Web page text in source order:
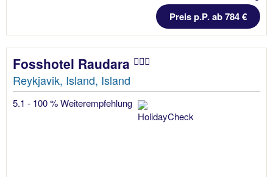
Preis p.P. ab 784 €
Fosshotel Raudara
Reykjavik, Island, Island
5.1 - 100 % Weiterempfehlung